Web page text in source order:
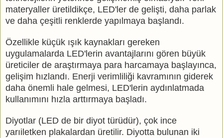
materyaller üretildikçe, LED'ler de gelişti, daha parlak
ve daha çeşitli renklerde yapılmaya başlandı.
Özellikle küçük ışık kaynakları gereken
uygulamalarda LED'lerin avantajlarını gören büyük
üreticiler de araştırmaya para harcamaya başlayınca,
gelişim hızlandı. Enerji verimliliği kavramının giderek
daha önemli hale gelmesi, LED'lerin aydınlatmada
kullanımını hızla arttırmaya başladı.
Diyotlar (LED de bir diyot türüdür), çok ince
yarıiletken plakalardan üretilir. Diyotta bulunan iki